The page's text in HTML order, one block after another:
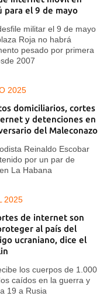
para el 9 de mayo
militar el 9 de mayo
Roja no habrá
pesado por primera
2007
2025
domiciliarios, cortes
y detenciones en
del Maleconazo
Reinaldo Escobar
por un par de
La Habana
2025
de internet son
al país del
ucraniano, dice el
los cuerpos de 1.000
caídos en la guerra y
19 a Rusia